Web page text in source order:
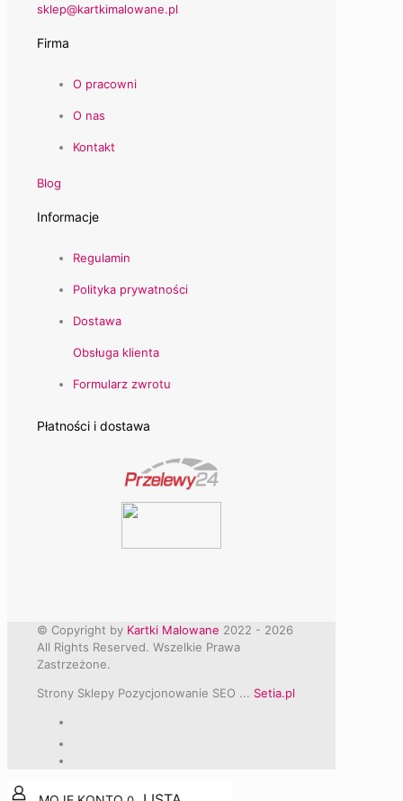
sklep@kartkimalowane.pl
Firma
O pracowni
O nas
Kontakt
Blog
Informacje
Regulamin
Polityka prywatności
Dostawa
Obsługa klienta
Formularz zwrotu
Płatności i dostawa
© Copyright by Kartki Malowane 2022 - 2026
All Rights Reserved. Wszelkie Prawa
Zastrzeżone.
Strony Sklepy Pozycjonowanie SEO ... Setia.pl